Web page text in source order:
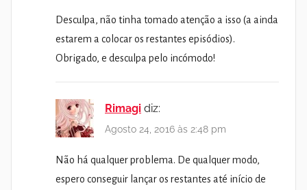
Desculpa, não tinha tomado atenção a isso (a ainda
estarem a colocar os restantes episódios).
Obrigado, e desculpa pelo incómodo!
Rimagi diz:
Agosto 24, 2016 às 2:48 pm
Não há qualquer problema. De qualquer modo,
espero conseguir lançar os restantes até início de